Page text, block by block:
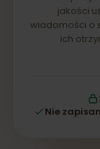
jakości
wiadomości o
ich
Nie